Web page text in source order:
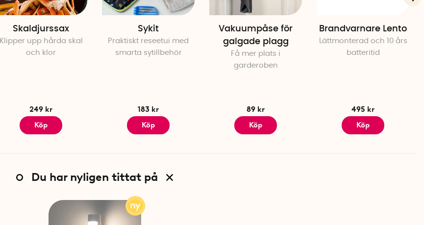
Skaldjurssax
Klipper upp hårda skal
och klor
249 kr
Köp
Sykit
Praktiskt reseetui med
smarta sytillbehör
183 kr
Köp
Vakuumpåse för
galgade plagg
Få mer plats i
garderoben
89 kr
Köp
Brandvarnare Lento
Lättmonterad och 10 års
batteritid
495 kr
Köp
Du har nyligen tittat på